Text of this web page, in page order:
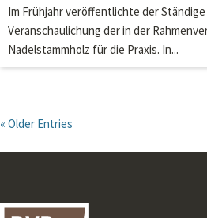
Im Frühjahr veröffentlichte der
Veranschaulichung der in der
Nadelstammholz für die Praxis. In...
« Older Entries